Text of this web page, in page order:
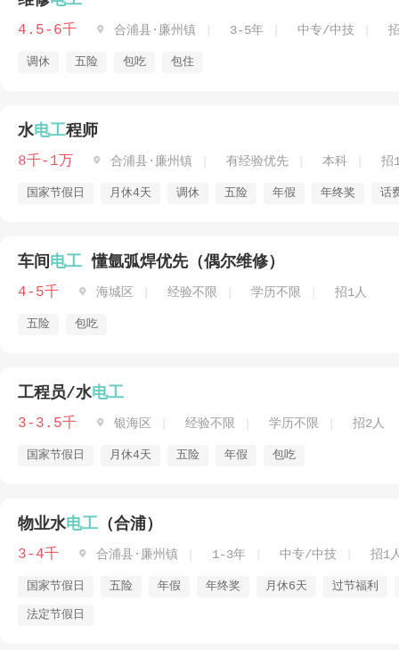
4.5-6千  合浦县·廉州镇 3-5年 中专/中技
调休 五险 包吃 包住
水电工程师
8千-1万  合浦县·廉州镇 有经验优先 本科 招
国家节假日 月休4天 调休 五险 年假 年终奖 话
车间电工 懂氩弧焊优先（偶尔维修）
4-5千  海城区 经验不限 学历不限 招1人
五险 包吃
工程员/水电工
3-3.5千  银海区 经验不限 学历不限 招2人
国家节假日 月休4天 五险 年假 包吃
物业水电工 （合浦）
3-4千  合浦县·廉州镇 1-3年 中专/中技 招1
国家节假日 五险 年假 年终奖 月休6天 过节福利
法定节假日